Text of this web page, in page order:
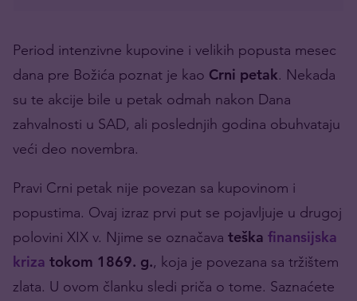
Period intenzivne kupovine i velikih popusta mesec
dana pre Božića poznat je kao Crni petak. Nekada
su te akcije bile u petak odmah nakon Dana
zahvalnosti u SAD, ali poslednjih godina obuhvataju
veći deo novembra.
Pravi Crni petak nije povezan sa kupovinom i
popustima. Ovaj izraz prvi put se pojavljuje u drugoj
polovini XIX v. Njime se označava teška finansijska
kriza tokom 1869. g., koja je povezana sa tržištem
zlata. U ovom članku sledi priča o tome. Saznaćete